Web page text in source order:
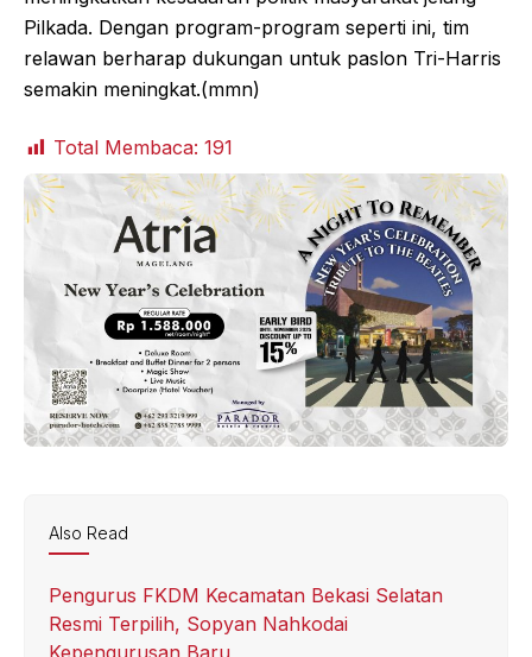
Pilkada. Dengan program-program seperti ini, tim
relawan berharap dukungan untuk paslon Tri-Harris
semakin meningkat.(mmn)
Total Membaca: 191
Also Read
Pengurus FKDM Kecamatan Bekasi Selatan
Resmi Terpilih, Sopyan Nahkodai
Kepengurusan Baru